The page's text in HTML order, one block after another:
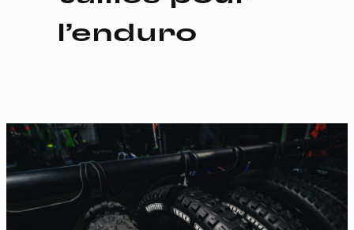
l’enduro